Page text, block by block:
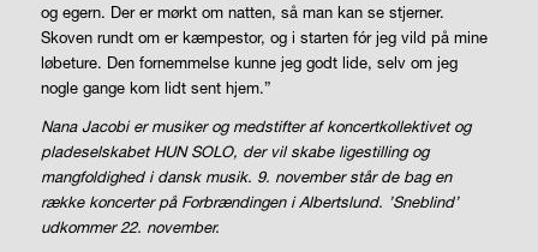
og egern. Der er mørkt om natten, så man kan se stjerner.
Skoven rundt om er kæmpestor, og i starten fór jeg vild på mine
løbeture. Den fornemmelse kunne jeg godt lide, selv om jeg
nogle gange kom lidt sent hjem.”
Nana Jacobi er musiker og medstifter af koncertkollektivet og
pladeselskabet HUN SOLO, der vil skabe ligestilling og
mangfoldighed i dansk musik. 9. november står de bag en
række koncerter på Forbrændingen i Albertslund. ’Sneblind’
udkommer 22. november.